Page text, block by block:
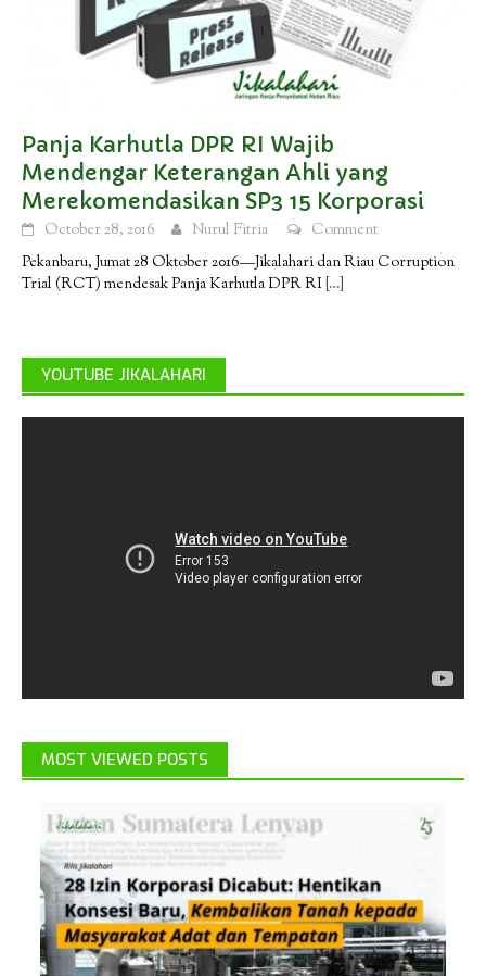
Panja Karhutla DPR RI Wajib
Mendengar Keterangan Ahli yang
Merekomendasikan SP3 15 Korporasi
October 28, 2016 Nurul Fitria
Comment
Pekanbaru, Jumat 28 Oktober 2016—Jikalahari dan Riau Corruption
Trial (RCT) mendesak Panja Karhutla DPR RI […]
YOUTUBE JIKALAHARI
MOST VIEWED POSTS